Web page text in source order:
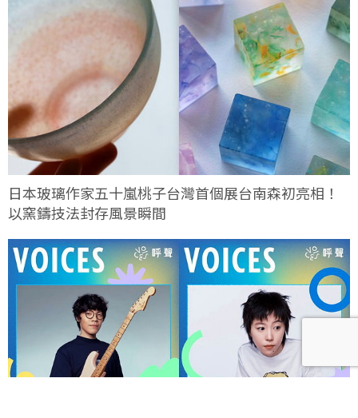
日本玻璃作家五十嵐桃子台灣首個展台南森初亮相！
以窯鑄技法封存風景瞬間